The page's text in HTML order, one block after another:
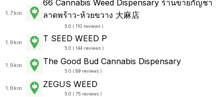
1.7km
66 Cannabis Weed Dispensary ร้านขายกัญชา
ลาดพร้าว-ห้วยขวาง 大麻店
5.0 ( 110 reviews )
1.9km T SEED WEED P
5.0 ( 144 reviews )
1.9km The Good Bud Cannabis Dispensary
5.0 ( 89 reviews )
1.9km ZEGUS WEED
5.0 ( 75 reviews )